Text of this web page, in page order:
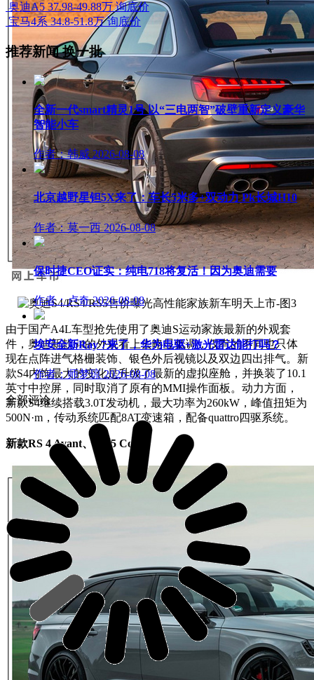
由于国产A4L车型抢先使用了奥迪S运动家族最新的外观套
件， 奥迪新款S4的外观看上去略显低调，仅有的不同也只体
现在点阵进气格栅装饰、银色外后视镜以及双边四出排气。新
款S4内饰最大的变化是升级了最新的虚拟座舱，并换装了10.1
英寸中控屏，同时取消了原有的MMI操作面板。 动力方面，
新款S4继续搭载3.0T发动机，最大功率为260kW，峰值扭矩为
500N·m，传动系统匹配8AT变速箱，配备quattro四驱系统。
新款RS 4 Avant、RS 5 Coupe
奥迪A5 37.98-49.88万 询底价
宝马4系 34.8-51.8万 询底价
推荐新闻换一批
全新一代smart精灵1号 以“三电两智”破壁重新定义豪华
智能小车
作者：韩威 2026-08-08
北京越野星钽5X来了：车长5米多+双动力 Pk长城H10
作者：莫一西 2026-08-08
保时捷CEO证实：纯电718将复活！因为奥迪需要
作者：卢奇 2026-08-08
埃安全新Ray 7来了，华为电驱+激光雷达能打吗？
作者：师梦琼 2026-08-08
全部评论